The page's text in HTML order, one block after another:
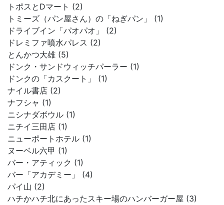
トポスとDマート (2)
トミーズ（パン屋さん）の「ねぎパン」 (1)
ドライブイン「パオパオ」 (2)
ドレミファ噴水パレス (2)
とんかつ大雄 (5)
ドンク・サンドウィッチパーラー (1)
ドンクの「カスクート」 (1)
ナイル書店 (2)
ナフシャ (1)
ニシナダボウル (1)
ニチイ三田店 (1)
ニューポートホテル (1)
ヌーベル六甲 (1)
バー・アティック (1)
バー「アカデミー」 (4)
パイ山 (2)
ハチかハチ北にあったスキー場のハンバーガー屋 (3)